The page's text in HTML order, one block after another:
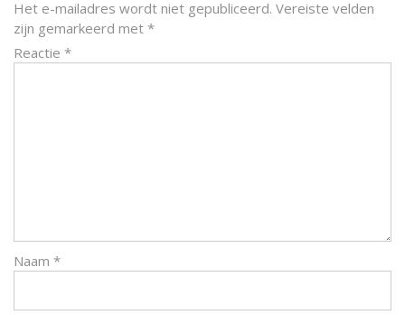
Het e-mailadres wordt niet gepubliceerd. Vereiste velden
zijn gemarkeerd met *
Reactie *
Naam *